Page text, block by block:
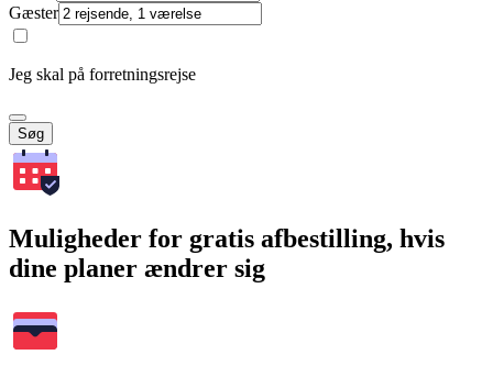
Gæster
Jeg skal på forretningsrejse
Søg
Muligheder for gratis afbestilling, hvis
dine planer ændrer sig